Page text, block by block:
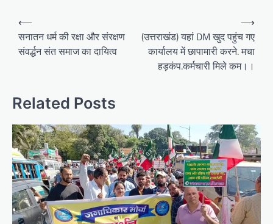
Post
navigation
⟵
सनातन धर्म की रक्षा और संरक्षण
संवर्द्धन संत समाज का दायित्व
(उत्तराखंड) यहां DM खुद पहुंच गए
कार्यालय में छापामारी करने. मचा
हड़कंप.कर्मचारी मिले कम।।
⟶
Related Posts